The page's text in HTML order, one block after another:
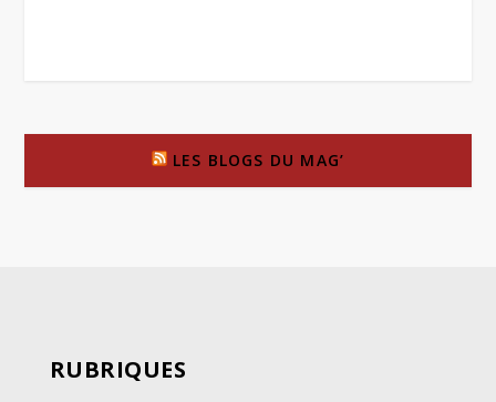
LES BLOGS DU MAG’
RUBRIQUES